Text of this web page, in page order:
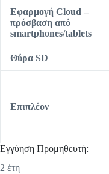
Εφαρμογή Cloud –
πρόσβαση από
smartphones/tablets
Θύρα SD
Επιπλέον
Εγγύηση Προμηθευτή:
2 έτη